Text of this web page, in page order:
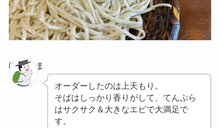
ぽちゃま
オーダーしたのは上天もり。
そばはしっかり香りがして、てんぷら
はサクサク＆大きなエビで大満足で
す。